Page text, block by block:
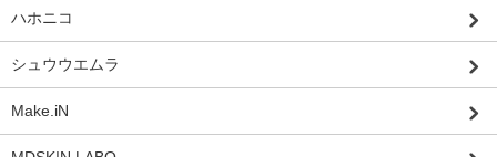
ハホニコ
シュウウエムラ
Make.iN